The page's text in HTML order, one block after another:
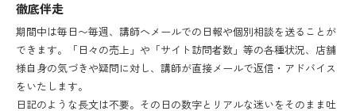
徹底伴走
期間中は毎日〜毎週、講師へメールでの日報や個別相談を送ることが
できます。「日々の売上」や「サイト訪問者数」等の各種状況、店舗
様自身の気づきや疑問に対し、講師が直接メールで返信・アドバイス
をいたします。
日記のような長文は不要。その日の数字とリアルな迷いをそのまま吐